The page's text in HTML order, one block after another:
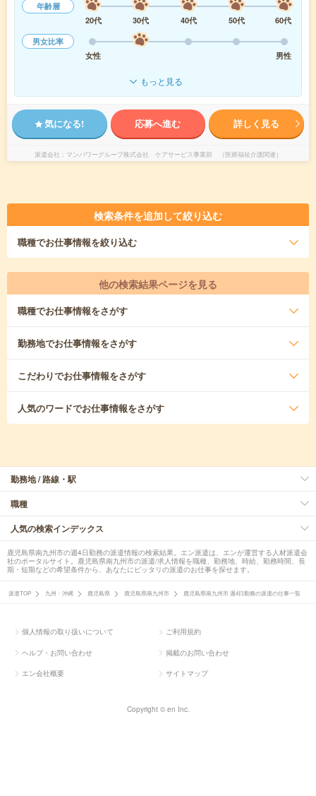
年齢層
20代
30代 40代 50代
60代
男女比率
女性
男性
もっと見る
気になる! 応募へ進む 詳しく見る
派遣会社 マンパワーグループ株式会社 ケアサービス事業部 （医療福祉介護関連）
検索条件を追加して絞り込む
職種でお仕事情報を絞り込む
他の検索結果ページを見る
職種でお仕事情報をさがす
勤務地でお仕事情報をさがす
こだわりでお仕事情報をさがす
人気のワードでお仕事情報をさがす
勤務地 / 路線・駅
職種
人気の検索インデックス
鹿児島県南九州市の週4日勤務の派遣情報の検索結果。エン派遣は、エンが運営する人材派遣会
社のポータルサイト。鹿児島県南九州市の派遣/求人情報を職種、勤務地、時給、勤務時間、長
期・短期などの希望条件から、あなたにピッタリの派遣のお仕事を探せます。
派遣TOP 九州・沖縄 鹿児島県 鹿児島県南九州市 鹿児島県南九州市 週4日勤務の派遣の仕事一覧
個人情報の取り扱いについて ご利用規約
ヘルプ・お問い合わせ 掲載のお問い合わせ
エン会社概要 サイトマップ
Copyright © en Inc.